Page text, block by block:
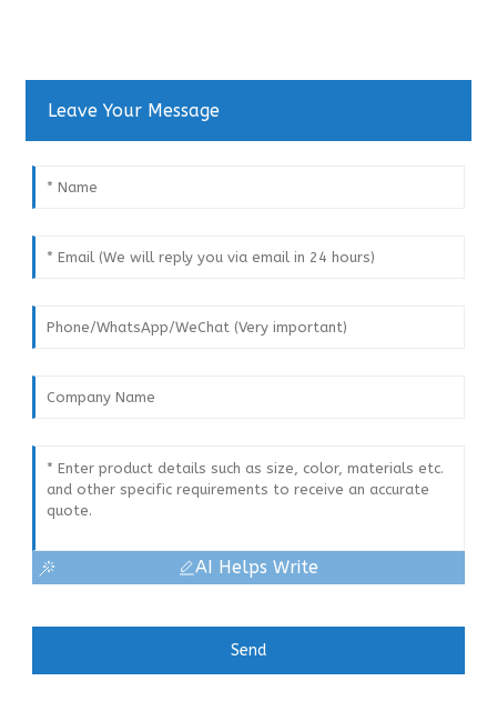
Leave Your Message
AI Helps Write
Send